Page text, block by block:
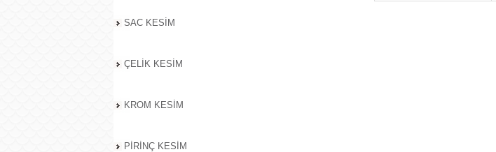
SAC KESİM
ÇELİK KESİM
KROM KESİM
PİRİNÇ KESİM